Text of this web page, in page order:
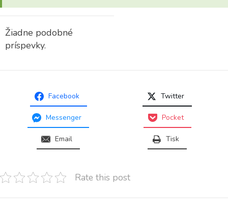
Žiadne podobné
príspevky.
Facebook Twitter
Messenger Pocket
Email Tisk
Rate this post